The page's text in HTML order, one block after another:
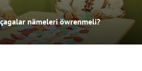
nämeleri öwrenmeli?